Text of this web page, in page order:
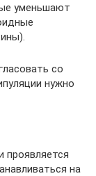
уменьшают
со
нужно
проявляется
на